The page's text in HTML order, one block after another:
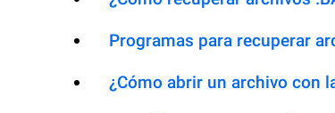
Programas para recuperar
¿Cómo abrir un archivo con